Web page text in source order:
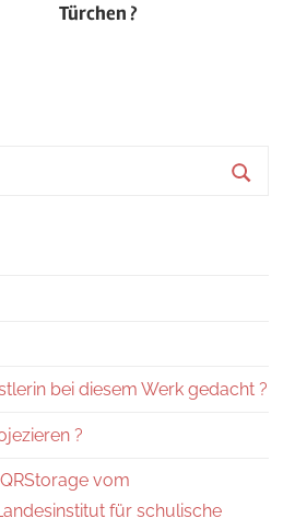
Türchen ?
bei diesem Werk gedacht ?
?
vom
für schulische